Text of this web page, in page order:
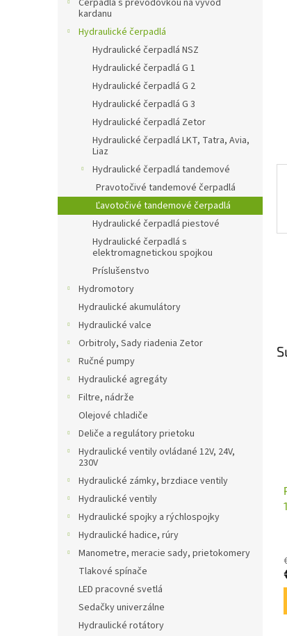
Čerpadlá s prevodovkou na vývod
kardanu
Hydraulické čerpadlá
Hydraulické čerpadlá NSZ
Hydraulické čerpadlá G 1
Hydraulické čerpadlá G 2
Hydraulické čerpadlá G 3
Hydraulické čerpadlá Zetor
Hydraulické čerpadlá LKT, Tatra, Avia,
Liaz
Hydraulické čerpadlá tandemové
Pravotočivé tandemové čerpadlá
Ľavotočivé tandemové čerpadlá
Hydraulické čerpadlá piestové
Hydraulické čerpadlá s
elektromagnetickou spojkou
Príslušenstvo
Hydromotory
Hydraulické akumulátory
Hydraulické valce
Orbitroly, Sady riadenia Zetor
Ručné pumpy
Hydraulické agregáty
Filtre, nádrže
Olejové chladiče
Deliče a regulátory prietoku
Hydraulické ventily ovládané 12V, 24V,
230V
Hydraulické zámky, brzdiace ventily
Hydraulické ventily
Hydraulické spojky a rýchlospojky
Hydraulické hadice, rúry
Manometre, meracie sady, prietokomery
Tlakové spínače
LED pracovné svetlá
Sedačky univerzálne
Hydraulické rotátory